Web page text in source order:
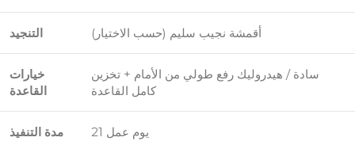
التنجيد أقمشة نجيب سليم (حسب الاختيار)
خيارات
القاعدة
سادة / هيدروليك رفع طولي من الأمام + تخزين
كامل القاعدة
مدة التنفيذ 21 يوم عمل